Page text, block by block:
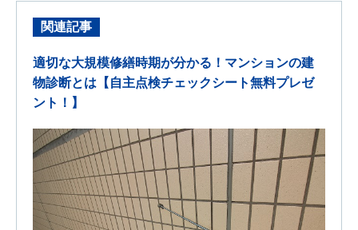
関連記事
適切な大規模修繕時期が分かる！マンションの建
物診断とは【自主点検チェックシート無料プレゼ
ント！】